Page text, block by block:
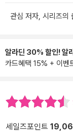
관심 저자, 시리즈의
알라딘 30% 할인! 알
카드혜택 15% + 이
세일즈포인트